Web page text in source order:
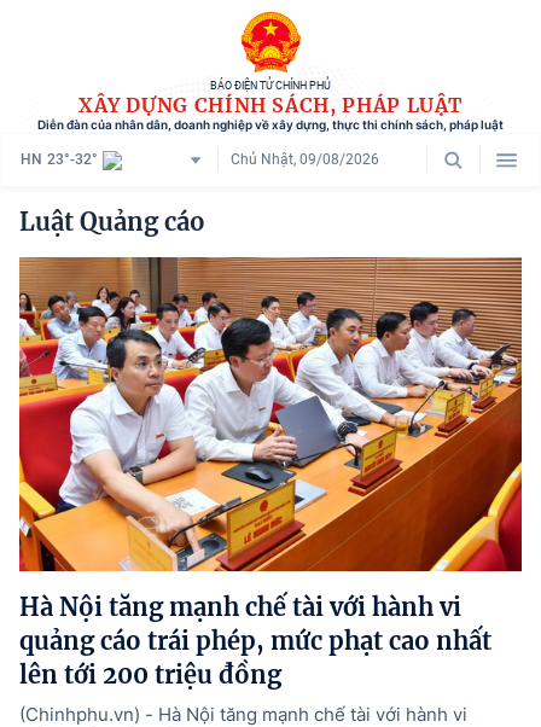
BÁO ĐIỆN TỬ CHÍNH PHỦ
XÂY DỰNG CHÍNH SÁCH, PHÁP LUẬT
Diễn đàn của nhân dân, doanh nghiệp về xây dựng, thực thi chính sách, pháp luật
HN 23°-32° Chủ Nhật, 09/08/2026
Danh mục
Trang chủ
Chính sách mới
Tham vấn chính sách
Người dân góp ý
Doanh nghiệp hiến kế
Chính sách và cuộc sống
Hướng dẫn thực hiện chính sách
Phát triển kinh tế tư nhân và doanh nghiệp dân tộc
Ocop và chuỗi giá trị Nông sản
Kinh tế tư nhân
Luật Quảng cáo
Hà Nội tăng mạnh chế tài với hành vi
quảng cáo trái phép, mức phạt cao nhất
lên tới 200 triệu đồng
(Chinhphu.vn) - Hà Nội tăng mạnh chế tài với hành vi